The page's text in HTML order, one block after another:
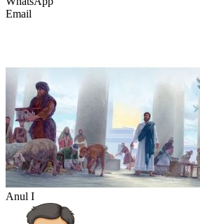
Email
Anul I